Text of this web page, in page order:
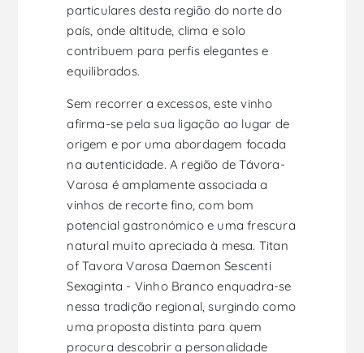
particulares desta região do norte do
país, onde altitude, clima e solo
contribuem para perfis elegantes e
equilibrados.
Sem recorrer a excessos, este vinho
afirma-se pela sua ligação ao lugar de
origem e por uma abordagem focada
na autenticidade. A região de Távora-
Varosa é amplamente associada a
vinhos de recorte fino, com bom
potencial gastronómico e uma frescura
natural muito apreciada à mesa. Titan
of Tavora Varosa Daemon Sescenti
Sexaginta - Vinho Branco enquadra-se
nessa tradição regional, surgindo como
uma proposta distinta para quem
procura descobrir a personalidade